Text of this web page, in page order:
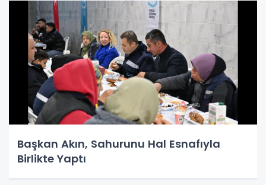
Başkan Akın, Sahurunu Hal Esnafıyla
Birlikte Yaptı